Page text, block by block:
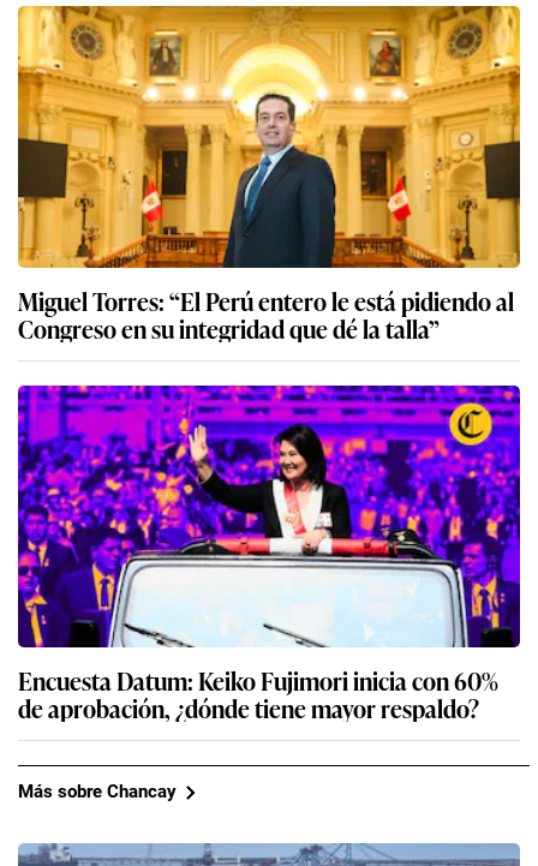
Miguel Torres: “El Perú entero le está pidiendo al
Congreso en su integridad que dé la talla”
Encuesta Datum: Keiko Fujimori inicia con 60%
de aprobación, ¿dónde tiene mayor respaldo?
Más sobre Chancay